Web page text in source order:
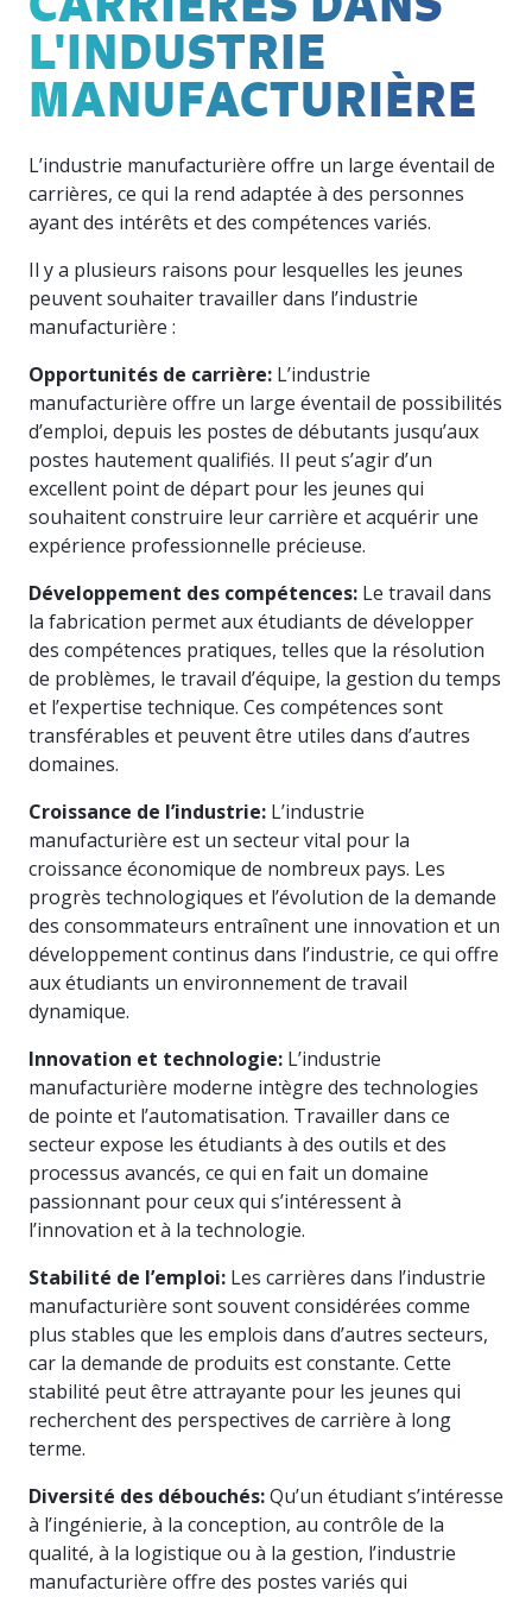
dans la
course,
l’innovation
est
incontournable.
résultats
de nos
récentes
enquêtes
auprès
offre une
belle
occasion
de
rencontrer
pairs, au
Québec
comme
partout
au
Canada.
vous
rencontrer.
expérimentée,
compétente
et
diversifiée
est là
soutenir.
Événements
Participez
à nos
événements
de
réseautage
entre
pairs
pour
mettre
vos
connaissances
Nos
partenaires
travaillons
avec des
entreprises
vraiment
formidables.
Jetez-y
un œil !
L'INDUSTRIE
MANUFACTURIÈRE
L’industrie manufacturière offre un large éventail de
carrières, ce qui la rend adaptée à des personnes
ayant des intérêts et des compétences variés.
Il y a plusieurs raisons pour lesquelles les jeunes
peuvent souhaiter travailler dans l’industrie
manufacturière :
Opportunités de carrière: L’industrie
manufacturière offre un large éventail de possibilités
d’emploi, depuis les postes de débutants jusqu’aux
postes hautement qualifiés. Il peut s’agir d’un
excellent point de départ pour les jeunes qui
souhaitent construire leur carrière et acquérir une
expérience professionnelle précieuse.
Développement des compétences: Le travail dans
la fabrication permet aux étudiants de développer
des compétences pratiques, telles que la résolution
de problèmes, le travail d’équipe, la gestion du temps
et l’expertise technique. Ces compétences sont
transférables et peuvent être utiles dans d’autres
domaines.
Croissance de l’industrie: L’industrie
manufacturière est un secteur vital pour la
croissance économique de nombreux pays. Les
progrès technologiques et l’évolution de la demande
des consommateurs entraînent une innovation et un
développement continus dans l’industrie, ce qui offre
aux étudiants un environnement de travail
dynamique.
Innovation et technologie: L’industrie
manufacturière moderne intègre des technologies
de pointe et l’automatisation. Travailler dans ce
secteur expose les étudiants à des outils et des
processus avancés, ce qui en fait un domaine
passionnant pour ceux qui s’intéressent à
l’innovation et à la technologie.
Stabilité de l’emploi: Les carrières dans l’industrie
manufacturière sont souvent considérées comme
plus stables que les emplois dans d’autres secteurs,
car la demande de produits est constante. Cette
stabilité peut être attrayante pour les jeunes qui
recherchent des perspectives de carrière à long
terme.
Diversité des débouchés:Qu’un étudiant s’intéresse
à l’ingénierie, à la conception, au contrôle de la
qualité, à la logistique ou à la gestion, l’industrie
manufacturière offre des postes variés qui